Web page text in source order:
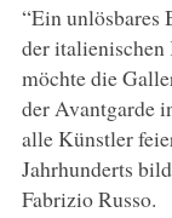
“Ein unlösbares
der
möchte die
der Avantgarde
alle Künstler
Jahrhunderts
Fabrizio Russo.